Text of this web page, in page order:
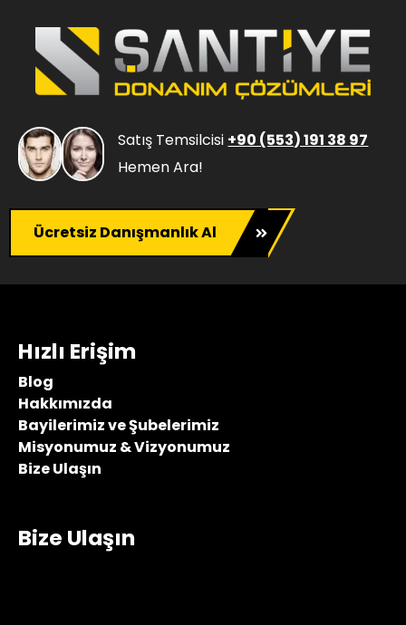
Satış Temsilcisi +90 (553) 191 38 97
Hemen Ara!
Ücretsiz Danışmanlık Al
Hızlı Erişim
Blog
Hakkımızda
Bayilerimiz ve Şubelerimiz
Misyonumuz & Vizyonumuz
Bize Ulaşın
Bize Ulaşın